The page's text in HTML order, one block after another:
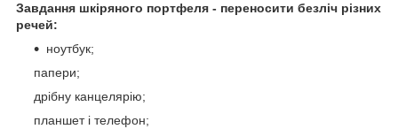
Завдання шкіряного портфеля - переносити безліч різних
речей:
ноутбук;
папери;
дрібну канцелярію;
планшет і телефон;